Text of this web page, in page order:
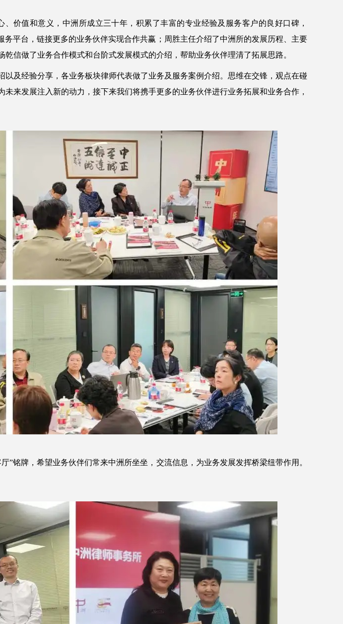
价值和意义，中洲所成立三十年，积累了丰富的专业经验及服务客户的良好口碑，
平台，链接更多的业务伙伴实现合作共赢；周胜主任介绍了中洲所的发展历程、主要
信做了业务合作模式和台阶式发展模式的介绍，帮助业务伙伴理清了拓展思路。
及经验分享，各业务板块律师代表做了业务及服务案例介绍。思维在交锋，观点在碰
来发展注入新的动力，接下来我们将携手更多的业务伙伴进行业务拓展和业务合作，
铭牌，希望业务伙伴们常来中洲所坐坐，交流信息，为业务发展发挥桥梁纽带作用。